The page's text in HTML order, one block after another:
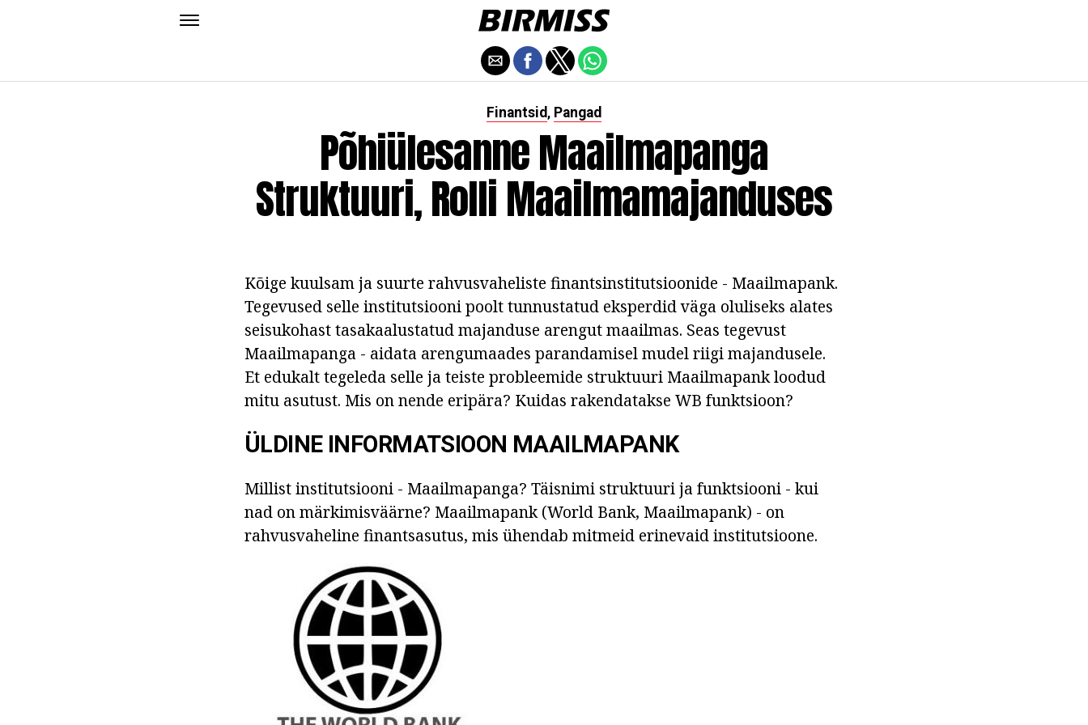
Finantsid, Pangad
Põhiülesanne Maailmapanga
Struktuuri, Rolli Maailmamajanduses
Kõige kuulsam ja suurte rahvusvaheliste finantsinstitutsioonide - Maailmapank.
Tegevused selle institutsiooni poolt tunnustatud eksperdid väga oluliseks alates
seisukohast tasakaalustatud majanduse arengut maailmas. Seas tegevust
Maailmapanga - aidata arengumaades parandamisel mudel riigi majandusele.
Et edukalt tegeleda selle ja teiste probleemide struktuuri Maailmapank loodud
mitu asutust. Mis on nende eripära? Kuidas rakendatakse WB funktsioon?
ÜLDINE INFORMATSIOON MAAILMAPANK
Millist institutsiooni - Maailmapanga? Täisnimi struktuuri ja funktsiooni - kui
nad on märkimisväärne? Maailmapank (World Bank, Maailmapank) - on
rahvusvaheline finantsasutus, mis ühendab mitmeid erinevaid institutsioone.